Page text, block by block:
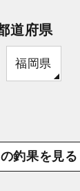
道府県
福岡県
釣果を見る